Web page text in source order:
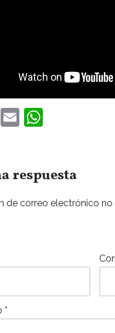
T
E
l
s
p
respuesta
de correo electrónico no
*